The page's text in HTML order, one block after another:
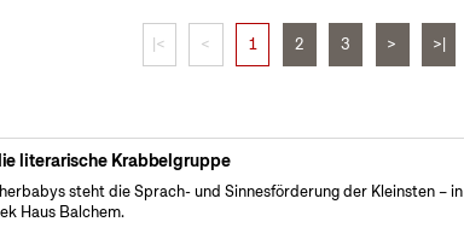
|< < 1 2 3 > >|
literarische Krabbelgruppe
steht die Sprach- und Sinnesförderung der Kleinsten – in
Haus Balchem.